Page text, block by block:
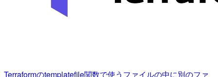
Terraformのtemplatefile関数で使うファイルの中に別のファ